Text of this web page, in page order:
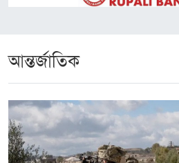
আন্তর্জাতিক